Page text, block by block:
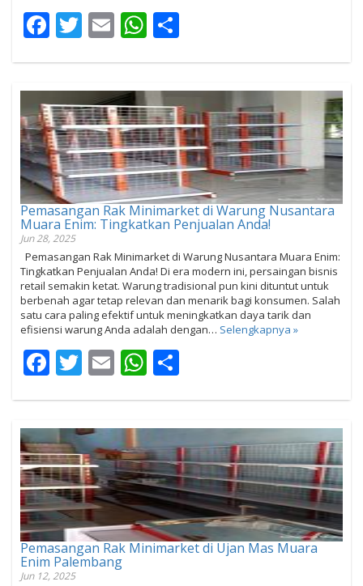
Facebook
Twitter
EmailWhatsApp
Pemasangan Rak Minimarket di Warung Nusantara
Muara Enim: Tingkatkan Penjualan Anda!
Jun 28, 2025
Pemasangan Rak Minimarket di Warung Nusantara Muara Enim:
Tingkatkan Penjualan Anda! Di era modern ini, persaingan bisnis
retail semakin ketat. Warung tradisional pun kini dituntut untuk
berbenah agar tetap relevan dan menarik bagi konsumen. Salah
satu cara paling efektif untuk meningkatkan daya tarik dan
efisiensi warung Anda adalah dengan… Selengkapnya »
Facebook
Twitter
EmailWhatsApp
Pemasangan Rak Minimarket di Ujan Mas Muara
Enim Palembang
Jun 12, 2025